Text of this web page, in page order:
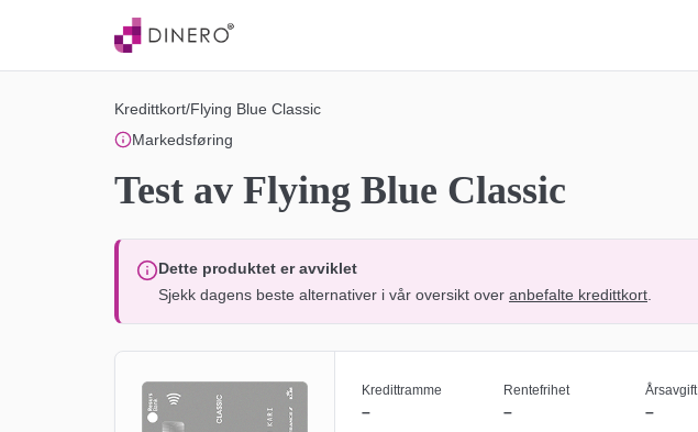
Kredittkort/Flying Blue Classic
Markedsføring
Test av Flying Blue Classic
Dette produktet er avviklet
Sjekk dagens beste alternativer i vår oversikt over anbefalte kredittkort
Kredittramme
–
Rentefrihet
–
Årsavgift
–